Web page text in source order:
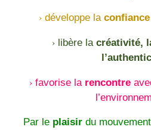
› développe la confiance
› libère la créativité,
› favorise la rencontre
Par le plaisir du